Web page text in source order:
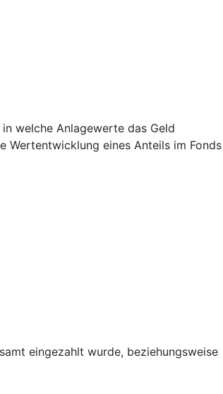
welche Anlagewerte das Geld
Wertentwicklung eines Anteils im Fonds
eingezahlt wurde, beziehungsweise